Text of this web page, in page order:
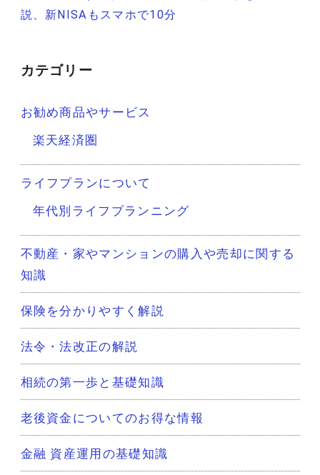
ー
ョ
ン
説、新NISAもスマホで10分
カテゴリー
お勧め商品やサービス
楽天経済圏
ライフプランについて
年代別ライフプランニング
不動産・家やマンションの購入や売却に関する
知識
保険を分かりやすく解説
法令・法改正の解説
相続の第一歩と基礎知識
老後資金についてのお得な情報
金融 資産運用の基礎知識